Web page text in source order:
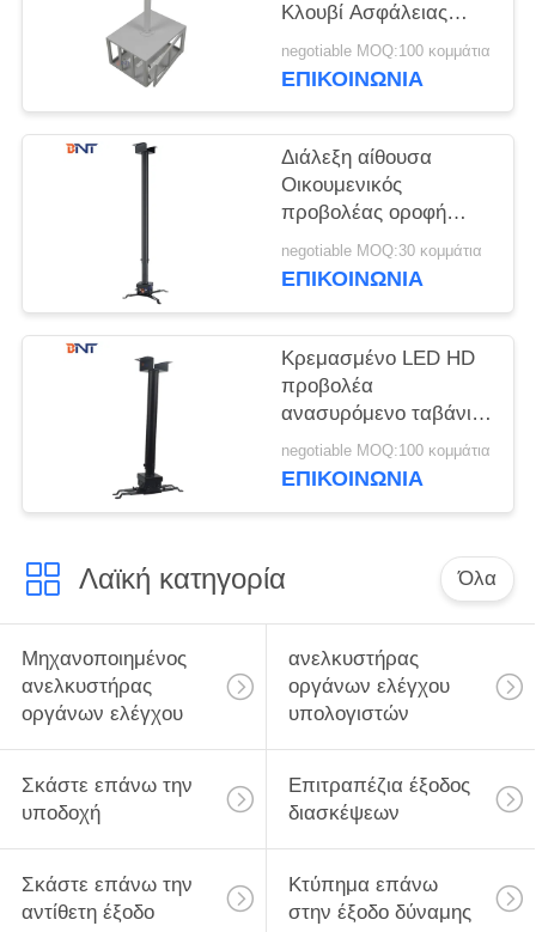
PRIVACY
POLICY
Κλουβί Ασφάλειας
Projector
negotiable MOQ:100 κομμάτια
ΕΠΙΚΟΙΝΩΝΊΑ
Διάλεξη αίθουσα
Οικουμενικός
προβολέας οροφή
Mount Kit στρογγυλό
σχήμα σωλήνα
negotiable MOQ:30 κομμάτια
ΕΠΙΚΟΙΝΩΝΊΑ
Κρεμασμένο LED HD
προβολέα
ανασυρόμενο ταβάνι
Mount Bracket 50 - 100
cm επέκταση
negotiable MOQ:100 κομμάτια
ΕΠΙΚΟΙΝΩΝΊΑ
Λαϊκή κατηγορία Όλα
Μηχανοποιημένος
ανελκυστήρας
οργάνων ελέγχου
ανελκυστήρας
οργάνων ελέγχου
υπολογιστών
Σκάστε επάνω την
υποδοχή
Επιτραπέζια έξοδος
διασκέψεων
Σκάστε επάνω την
αντίθετη έξοδο
Κτύπημα επάνω
στην έξοδο δύναμης